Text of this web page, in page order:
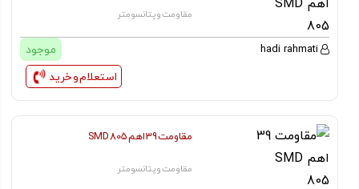
مقاومت و پتانسومتر
hadi rahmati موجود
استعلام و خرید
مقاومت 39 اهم SMD 805
مقاومت و پتانسومتر